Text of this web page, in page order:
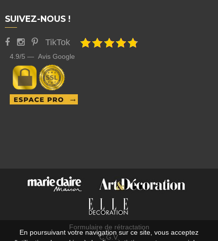
SUIVEZ-NOUS !
TikTok
4.9/5 — Avis Google
Formulaire de rétractation
C.G.V.
En poursuivant votre navigation sur ce site, vous acceptez